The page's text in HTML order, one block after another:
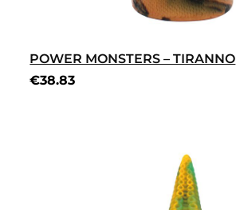
POWER MONSTERS – TIRANNO
€38.83